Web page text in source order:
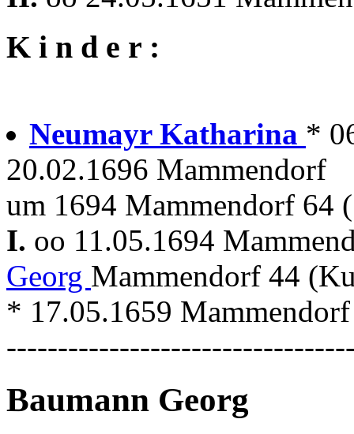
K i n d e r :
Neumayr Katharina *
20.02.1696 Mammendorf
um 1694 Mammendorf 64
I. oo 11.05.1694
Georg Mammendorf 44
* 17.05.1659
Baumann Georg